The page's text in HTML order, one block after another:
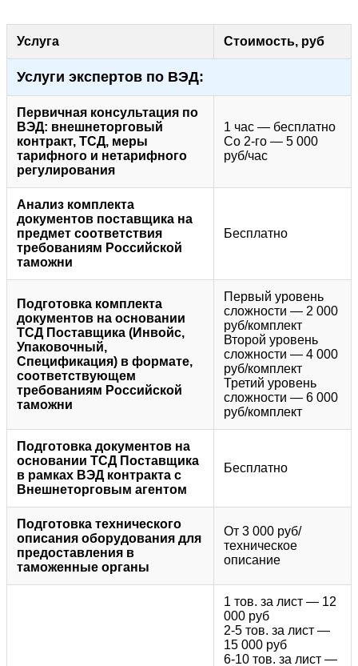
Услуга Стоимость, руб
Услуги экспертов по ВЭД:
Первичная консультация по
ВЭД: внешнеторговый
контракт, ТСД, меры
тарифного и нетарифного
регулирования
1 час — бесплатно
Со 2-го — 5 000
руб/час
Анализ комплекта
документов поставщика на
предмет соответствия
требованиям Российской
таможни
Бесплатно
Подготовка комплекта
документов на основании
ТСД Поставщика (Инвойс,
Упаковочный,
Спецификация) в формате,
соответствующем
требованиям Российской
таможни
Первый уровень
сложности — 2 000
руб/комплект
Второй уровень
сложности — 4 000
руб/комплект
Третий уровень
сложности — 6 000
руб/комплект
Подготовка документов на
основании ТСД Поставщика
в рамках ВЭД контракта с
Внешнеторговым агентом
Бесплатно
Подготовка технического
описания оборудования для
предоставления в
таможенные органы
От 3 000 руб/
техническое
описание
1 тов. за лист — 12
000 руб
2-5 тов. за лист —
15 000 руб
6-10 тов. за лист —